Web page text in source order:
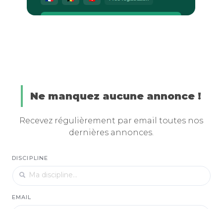
Ne manquez aucune annonce !
Recevez régulièrement par email toutes nos
dernières annonces.
DISCIPLINE
EMAIL